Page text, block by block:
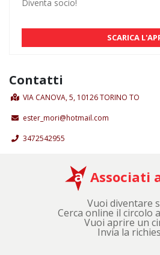
Diventa socio!
SCARICA
Contatti
VIA CANOVA, 5, 10126 TORINO TO
ester_mori@hotmail.com
3472542955
Associati
Vuoi diventare
Cerca online il circolo
Vuoi aprire un
Invia la